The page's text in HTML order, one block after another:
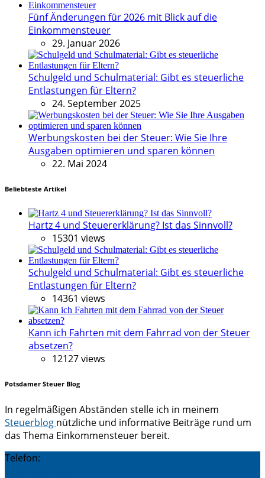
Fünf Änderungen für 2026 mit Blick auf die
Einkommensteuer
29. Januar 2026
Schulgeld und Schulmaterial: Gibt es steuerliche
Entlastungen für Eltern?
24. September 2025
Werbungskosten bei der Steuer: Wie Sie Ihre
Ausgaben optimieren und sparen können
22. Mai 2024
Beliebteste Artikel
Hartz 4 und Steuererklärung? Ist das Sinnvoll?
15301 views
Schulgeld und Schulmaterial: Gibt es steuerliche
Entlastungen für Eltern?
14361 views
Kann ich Fahrten mit dem Fahrrad von der Steuer
absetzen?
12127 views
Potsdamer Steuer Blog
In regelmäßigen Abständen stelle ich in meinem
Steuerblog nützliche und informative Beiträge rund um
das Thema Einkommensteuer bereit.
Telefon: